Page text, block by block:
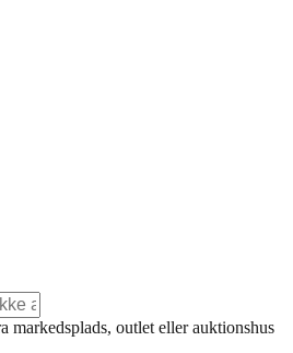
markedsplads, outlet eller auktionshus